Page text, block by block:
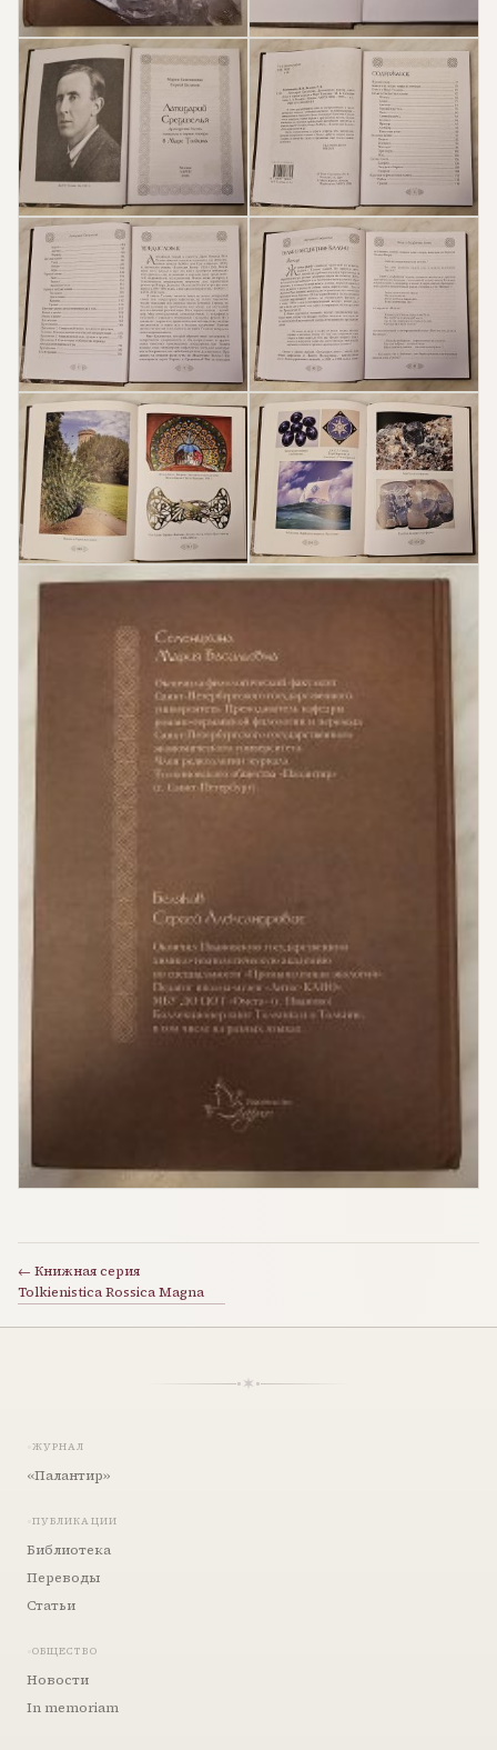
← Книжная серия
Tolkienistica Rossica Magna
ЖУРНАЛ
«Палантир»
ПУБЛИКАЦИИ
Библиотека
Переводы
Статьи
ОБЩЕСТВО
Новости
In memoriam